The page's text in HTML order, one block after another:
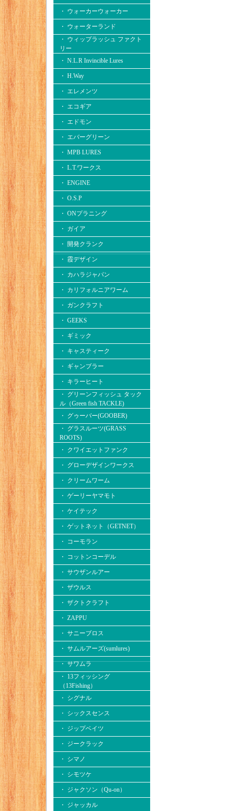
・ ウォーカーウォーカー
・ ウォーターランド
・ ウィップラッシュ ファクト
リー
・ N.L.R Invincible Lures
・ H.Way
・ エレメンツ
・ エコギア
・ エドモン
・ エバーグリーン
・ MPB LURES
・ L.T.ワークス
・ ENGINE
・ O.S.P
・ ONプラニング
・ ガイア
・ 開発クランク
・ 霞デザイン
・ カハラジャパン
・ カリフォルニアワーム
・ ガンクラフト
・ GEEKS
・ ギミック
・ キャスティーク
・ ギャンブラー
・ キラーヒート
・ グリーンフィッシュ タック
ル（Green fish TACKLE)
・ グゥーバー(GOOBER)
・ グラスルーツ(GRASS
ROOTS)
・ クワイエットファンク
・ グローデザインワークス
・ クリームワーム
・ ゲーリーヤマモト
・ ケイテック
・ ゲットネット（GETNET）
・ コーモラン
・ コットンコーデル
・ サウザンルアー
・ ザウルス
・ ザクトクラフト
・ ZAPPU
・ サニーブロス
・ サムルアーズ(sumlures)
・ サワムラ
・ 13フィッシング
（13Fishing）
・ シグナル
・ シックスセンス
・ ジップベイツ
・ ジークラック
・ シマノ
・ シモツケ
・ ジャクソン（Qu-on）
・ ジャッカル